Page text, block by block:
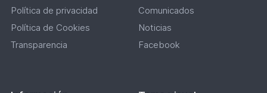
Política de privacidad
Política de Cookies
Transparencia
Comunicados
Noticias
Facebook